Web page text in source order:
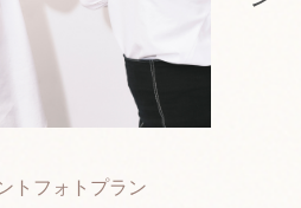
トフォトプラン